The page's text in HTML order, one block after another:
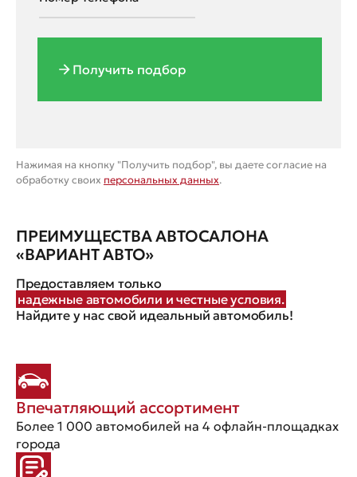
Получить подбор
Нажимая на кнопку "Получить подбор", вы даете согласие на
обработку своих персональных данных.
ПРЕИМУЩЕСТВА АВТОСАЛОНА
«ВАРИАНТ АВТО»
Предоставляем только
надежные автомобили и честные условия.
Найдите у нас свой идеальный автомобиль!
Впечатляющий ассортимент
Более 1 000 автомобилей на 4 офлайн-площадках
города